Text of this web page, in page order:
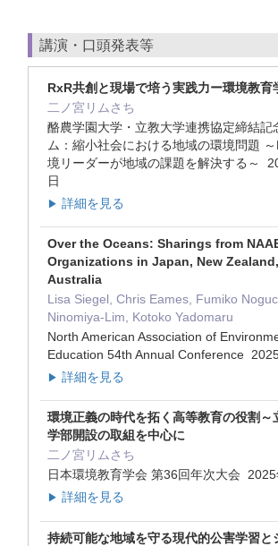
講演・口頭発表等
RxR共創と現場で培う実践力ー環境教育
二ノ宮リムさち
酪農学園大学・立教大学連携協定締結記
ム：縮小社会における地域の環境問題
境リーダーが地域の課題を解決する～
日
▶ 詳細を見る
Over the Oceans: Sharings from
Organizations in Japan, New
Australia
Lisa Siegel, Chris Eames, Fumiko
Ninomiya-Lim, Kotoko Yadomaru
North American Association of
Education 54th Annual Conference
▶ 詳細を見る
環境正義の時代を拓く高等教育の役割～
学部開設の取組を中心に
二ノ宮リムさち
日本環境教育学会 第36回年次大会
▶ 詳細を見る
持続可能な地域を守る現代的公害学習と